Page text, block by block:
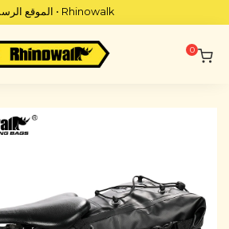
Rhinowalk • الموقع الرسمي
0